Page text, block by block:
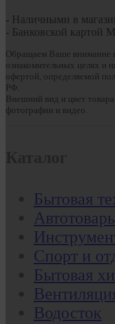
- Наличными в
- Банковской картой
Обращаем Ваше внимание
ознакомительных целях и
офертой, определяемой
РФ.
Внешний вид и цвет
фотографии и видео.
Бытовая
Спорт и
Бытовая
Водосток